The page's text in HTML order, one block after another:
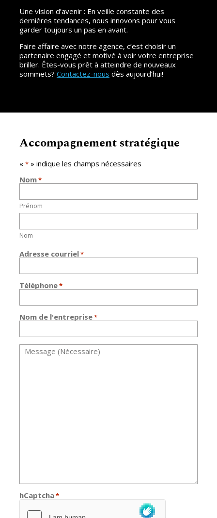
Une vision d’avenir : En veille constante des
dernières tendances, nous innovons pour vous
garder toujours un pas en avant.
Faire affaire avec notre agence, c’est choisir un
partenaire engagé et motivé à voir votre entreprise
briller. Êtes-vous prêt à atteindre de nouveaux
sommets? Contactez-nous dès aujourd’hui!
Accompagnement stratégique
« * » indique les champs nécessaires
Nom*
Prénom
Nom
Adresse courriel*
Téléphone*
Nom de l'entreprise*
Message
hCaptcha*